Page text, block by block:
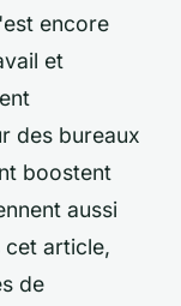
encore
et
des bureaux
boostent
aussi
cet article,
de